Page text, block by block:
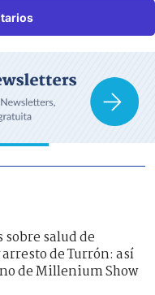
sobre salud de
de Turrón: así
de Millenium Show